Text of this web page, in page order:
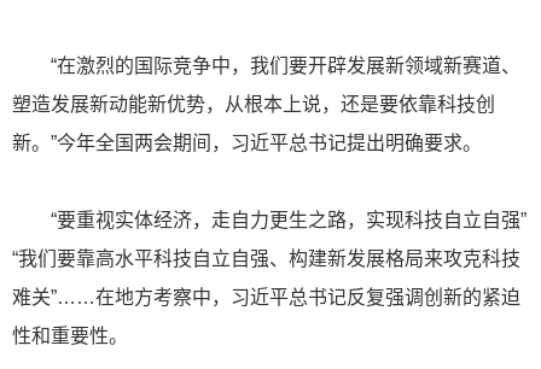
“在激烈的国际竞争中，我们要开辟发展新领域新赛道、
塑造发展新动能新优势，从根本上说，还是要依靠科技创
新。”今年全国两会期间，习近平总书记提出明确要求。
“要重视实体经济，走自力更生之路，实现科技自立自强”
“我们要靠高水平科技自立自强、构建新发展格局来攻克科技
难关”……在地方考察中，习近平总书记反复强调创新的紧迫
性和重要性。